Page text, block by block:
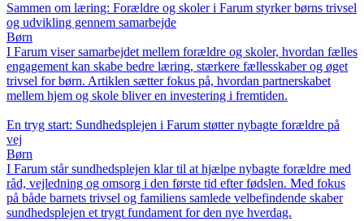
Sammen om læring: Forældre og skoler i Farum styrker børns trivsel
og udvikling gennem samarbejde
Børn
I Farum viser samarbejdet mellem forældre og skoler, hvordan fælles
engagement kan skabe bedre læring, stærkere fællesskaber og øget
trivsel for børn. Artiklen sætter fokus på, hvordan partnerskabet
mellem hjem og skole bliver en investering i fremtiden.
En tryg start: Sundhedsplejen i Farum støtter nybagte forældre på
vej
Børn
I Farum står sundhedsplejen klar til at hjælpe nybagte forældre med
råd, vejledning og omsorg i den første tid efter fødslen. Med fokus
på både barnets trivsel og familiens samlede velbefindende skaber
sundhedsplejen et trygt fundament for den nye hverdag.